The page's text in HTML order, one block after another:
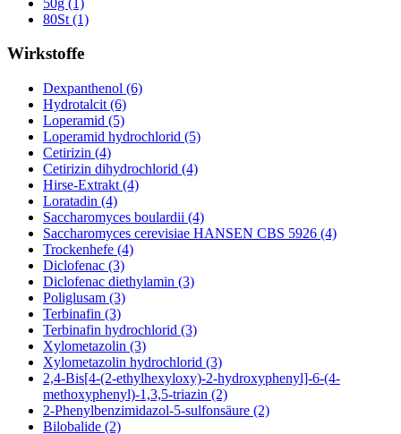
80St (1)
Wirkstoffe
Dexpanthenol (6)
Hydrotalcit (6)
Loperamid (5)
Loperamid hydrochlorid (5)
Cetirizin (4)
Cetirizin dihydrochlorid (4)
Hirse-Extrakt (4)
Loratadin (4)
Saccharomyces boulardii (4)
Saccharomyces cerevisiae HANSEN CBS 5926 (4)
Trockenhefe (4)
Diclofenac (3)
Diclofenac diethylamin (3)
Poliglusam (3)
Terbinafin (3)
Terbinafin hydrochlorid (3)
Xylometazolin (3)
Xylometazolin hydrochlorid (3)
2,4-Bis[4-(2-ethylhexyloxy)-2-hydroxyphenyl]-6-(4-
methoxyphenyl)-1,3,5-triazin (2)
2-Phenylbenzimidazol-5-sulfonsäure (2)
Bilobalide (2)